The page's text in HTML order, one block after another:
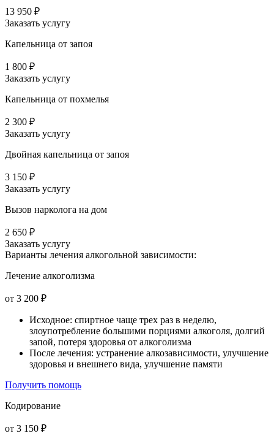
13 950 ₽
Заказать услугу
Капельница от запоя
1 800 ₽
Заказать услугу
Капельница от похмелья
2 300 ₽
Заказать услугу
Двойная капельница от запоя
3 150 ₽
Заказать услугу
Вызов нарколога на дом
2 650 ₽
Заказать услугу
Варианты лечения алкогольной зависимости:
Лечение алкоголизма
от 3 200 ₽
Исходное: спиртное чаще трех раз в неделю,
злоупотребление большими порциями алкоголя, долгий
запой, потеря здоровья от алкоголизма
После лечения: устранение алкозависимости, улучшение
здоровья и внешнего вида, улучшение памяти
Получить помощь
Кодирование
от 3 150 ₽